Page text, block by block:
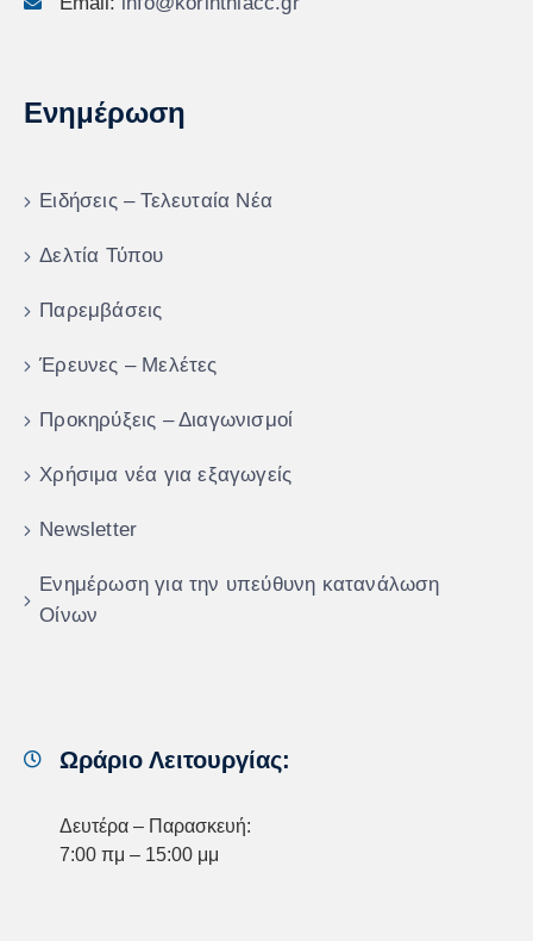
Ενημέρωση
Ειδήσεις – Τελευταία Νέα
Δελτία Τύπου
Παρεμβάσεις
Έρευνες – Μελέτες
Προκηρύξεις – Διαγωνισμοί
Χρήσιμα νέα για εξαγωγείς
Newsletter
Ενημέρωση για την υπεύθυνη κατανάλωση
Οίνων
Ωράριο Λειτουργίας:
Δευτέρα – Παρασκευή:
7:00 πμ – 15:00 μμ